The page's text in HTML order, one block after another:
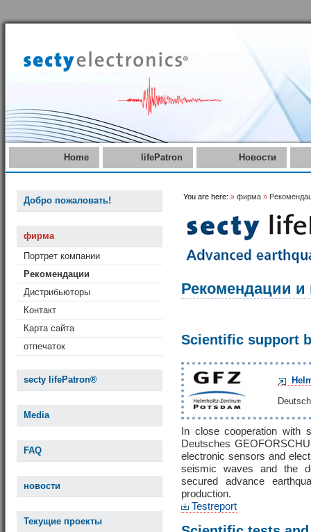
Home lifePatron Новости
Добро пожаловать!
фирма
Портрет компании
Рекомендации
Дистрибьюторы
Контакт
Карта сайта
отпечаток
secty lifePatron®
Media
FAQ
новости
Текущие проекты
You are here: » фирма »
Рекомендации и
Scientific support
In close cooperation with
Deutsches
electronic sensors and
seismic waves and the
secured advance
production.
Testreport